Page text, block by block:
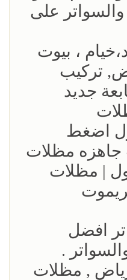
على
، بيوت
تركيب
جديد
اضغط
جاهزه مظلات
| مظلات
افضل
.
, مظلات